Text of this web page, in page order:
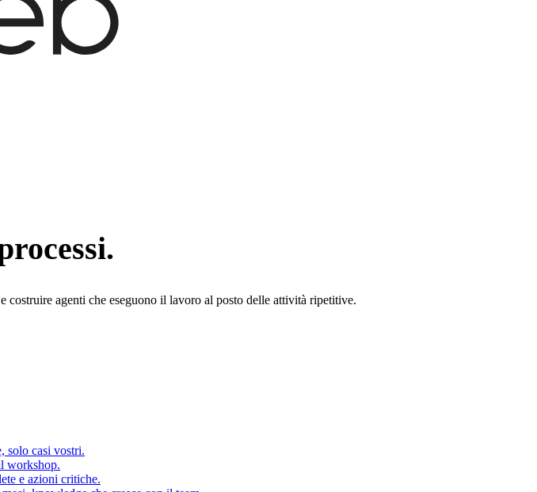
costruire agenti che eseguono il lavoro al posto delle attività ripetitive.
solo casi vostri.
workshop.
e azioni critiche.